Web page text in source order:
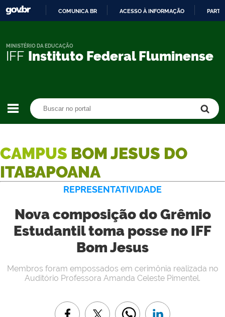
CONTEÚDO
COMUNICA BR ACESSO À INFORMAÇÃO
IFF Instituto Federal Fluminense
MINISTÉRIO DA EDUCAÇÃO
CAMPUS BOM JESUS DO
ITABAPOANA
REPRESENTATIVIDADE
Nova composição do Grêmio
Estudantil toma posse no IFF
Bom Jesus
Membros foram empossados em cerimônia realizada no
Auditório Professora Amanda Celeste Pimentel.